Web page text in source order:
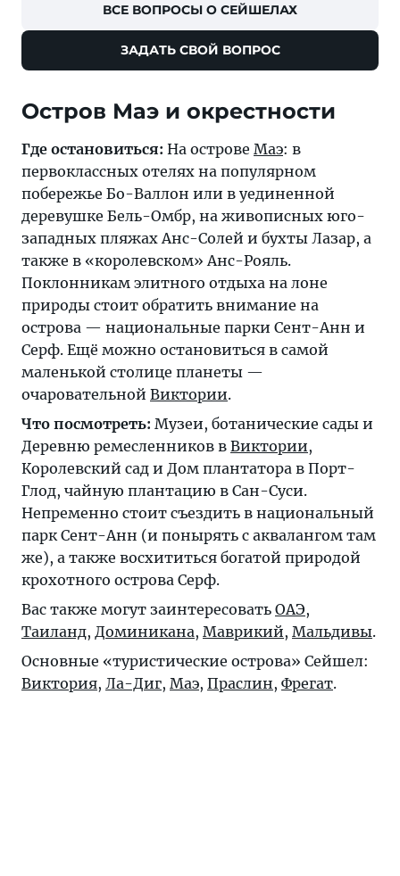
ВСЕ ВОПРОСЫ О СЕЙШЕЛАХ
ЗАДАТЬ СВОЙ ВОПРОС
Остров Маэ и окрестности
Где остановиться: На острове Маэ: в
первоклассных отелях на популярном
побережье Бо-Валлон или в уединенной
деревушке Бель-Омбр, на живописных юго-
западных пляжах Анс-Солей и бухты Лазар, а
также в «королевском» Анс-Рояль.
Поклонникам элитного отдыха на лоне
природы стоит обратить внимание на
острова — национальные парки Сент-Анн и
Серф. Ещё можно остановиться в самой
маленькой столице планеты —
очаровательной Виктории.
Что посмотреть: Музеи, ботанические сады и
Деревню ремесленников в Виктории,
Королевский сад и Дом плантатора в Порт-
Глод, чайную плантацию в Сан-Суси.
Непременно стоит съездить в национальный
парк Сент-Анн (и понырять с аквалангом там
же), а также восхититься богатой природой
крохотного острова Серф.
Вас также могут заинтересовать ОАЭ,
Таиланд, Доминикана, Маврикий, Мальдивы.
Основные «туристические острова» Сейшел:
Виктория, Ла-Диг, Маэ, Праслин, Фрегат.